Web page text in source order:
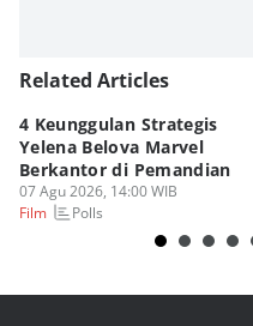
Related Articles
4 Keunggulan Strategis
Yelena Belova Marvel
Berkantor di Pemandian
07 Agu 2026, 14:00 WIB
Film
Polls